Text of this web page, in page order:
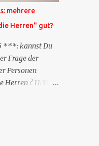
wird
an die
einen 'Ping'
übergibt
meines
nichts
beim
mehrere
Herren" gut?
***: kannst Du
Frage der
Personen
Herren ? 11:35:07